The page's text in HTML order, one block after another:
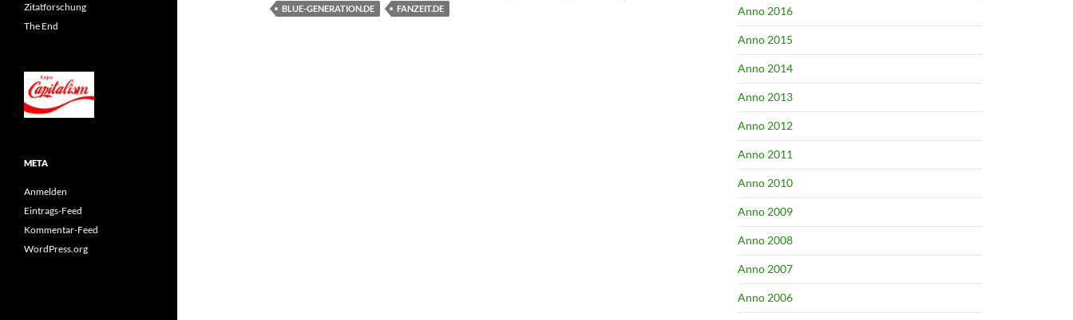
BLUE-GENERATION.DE
FANZEIT.DE Anno 2016
Anno 2015
Anno 2014
Anno 2013
Anno 2012
Anno 2011
Anno 2010
Anno 2009
Anno 2008
Anno 2007
Anno 2006
Zitatforschung
The End
META
Anmelden
Eintrags-Feed
Kommentar-Feed
WordPress.org